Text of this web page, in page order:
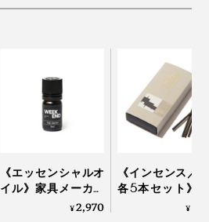
《エッセンシャルオ
イル》家具メーカー
が独自の製法で抽
¥2,970
《インセンス／8
各5本セット》
する、香水仕立
¥